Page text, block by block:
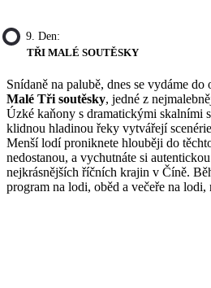
9. Den:
TŘI MALÉ SOUTĚSKY
Snídaně na palubě, dnes se vydáme
Malé Tři soutěsky, jedné z
Úzké kaňony s dramatickými skalními
klidnou hladinou řeky vytvářejí
Menší lodí proniknete hlouběji do
nedostanou, a vychutnáte si
nejkrásnějších říčních krajin v Číně.
program na lodi, oběd a večeře na lodi,